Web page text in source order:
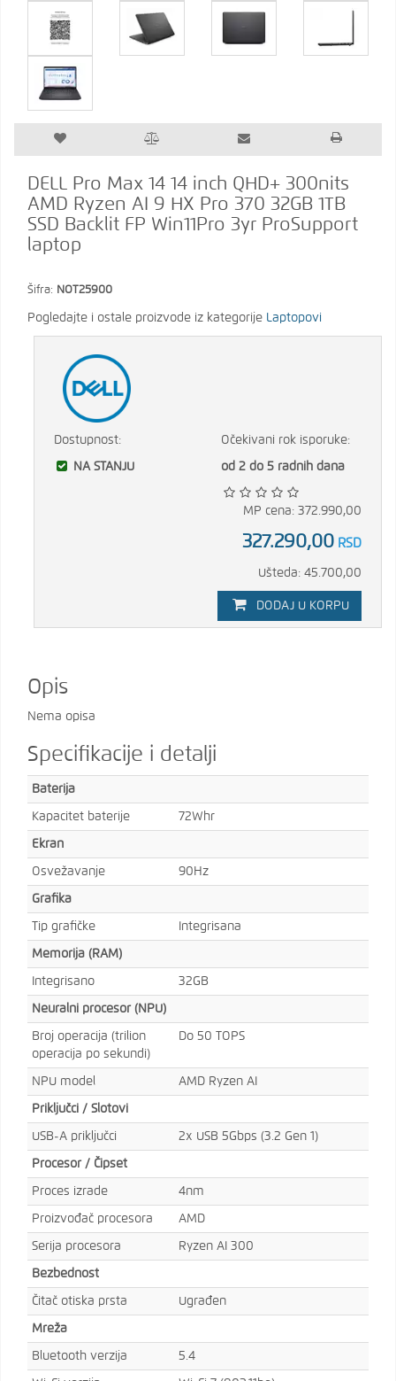
DELL Pro Max 14 14 inch QHD+ 300nits
AMD Ryzen AI 9 HX Pro 370 32GB 1TB
SSD Backlit FP Win11Pro 3yr ProSupport
laptop
Šifra: NOT25900
Pogledajte i ostale proizvode iz kategorije Laptopovi
Dostupnost:
NA STANJU
Očekivani rok isporuke:
od 2 do 5 radnih dana
MP cena: 372.990,00
327.290,00 RSD
Ušteda: 45.700,00
DODAJ U KORPU
Opis
Nema opisa
Specifikacije i detalji
Baterija
Kapacitet baterije 72Whr
Ekran
Osvežavanje 90Hz
Grafika
Tip grafičke Integrisana
Memorija (RAM)
Integrisano 32GB
Neuralni procesor (NPU)
Broj operacija (trilion
operacija po sekundi)
Do 50 TOPS
NPU model AMD Ryzen AI
Priključci / Slotovi
USB-A priključci 2x USB 5Gbps (3.2 Gen 1)
Procesor / Čipset
Proces izrade 4nm
Proizvođač procesora AMD
Serija procesora Ryzen AI 300
Bezbednost
Čitač otiska prsta Ugrađen
Mreža
Bluetooth verzija 5.4